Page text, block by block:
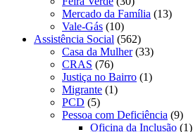
Mercado da Família (13)
Vale-Gás (10)
Assistência Social (562)
Casa da Mulher(33)
CRAS (76)
Justiça no Bairro (1)
Migrante (1)
PCD (5)
Pessoa com Deficiência (9)
Oficina da Inclusão (1)